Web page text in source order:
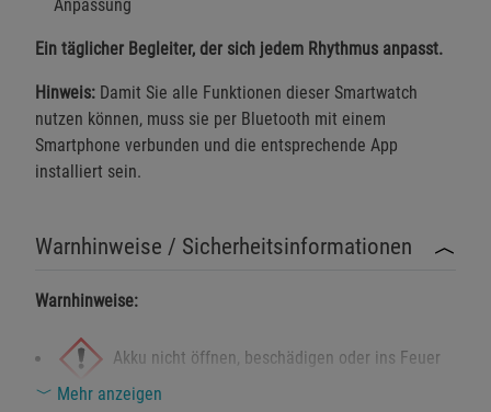
Anpassung
Ein täglicher Begleiter, der sich jedem Rhythmus anpasst.
Hinweis: Damit Sie alle Funktionen dieser Smartwatch
nutzen können, muss sie per Bluetooth mit einem
Smartphone verbunden und die entsprechende App
installiert sein.
Warnhinweise / Sicherheitsinformationen
Warnhinweise:
Akku nicht öffnen, beschädigen oder ins Feuer
werfen – Explosions- und Brandgefahr.
Mehr anzeigen
Funktionale Cookies (1) Funktionale
Beschreibung Funktionale Cookies
Statistik Cookies (2)
Marketing Cookies (3) Marketing Cookies
Beschreibung Marketing Cookies